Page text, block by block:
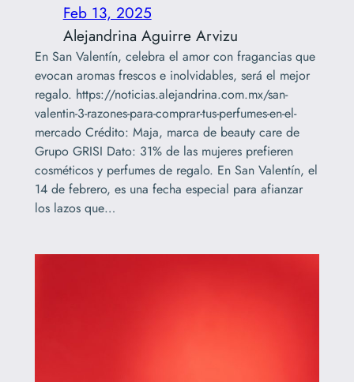
Feb 13, 2025
Alejandrina Aguirre Arvizu
En San Valentín, celebra el amor con fragancias que
evocan aromas frescos e inolvidables, será el mejor
regalo. https://noticias.alejandrina.com.mx/san-
valentin-3-razones-para-comprar-tus-perfumes-en-el-
mercado Crédito: Maja, marca de beauty care de
Grupo GRISI Dato: 31% de las mujeres prefieren
cosméticos y perfumes de regalo. En San Valentín, el
14 de febrero, es una fecha especial para afianzar
los lazos que…